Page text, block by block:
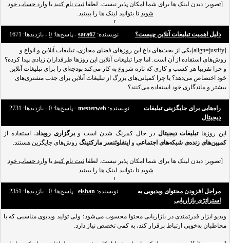
[تصویر: دیدن لینک ها برای شما امکان پذیر نیست. لطفاثبت نام کنید یا وارد حساب خود
شوید تا بتوانید لینک ها را ببینید.
]
آمارها از موفقیت روند پیشرفت ویدیو مارکتینگ حکایت دارند. یک پژوهش نشان می‌دهد
افراد پس از دیدن یک ویدیو در مورد محصول، ۶۴ تا ۸۵ درصد بیشتر علاقه‌مند به خرید آن
می‌شوند و ۷۱ درصد بازاریابان اظهار کرده‌اند که ویدیومارکتینگ بیش از هر روش بازاریابی
دیگری به تصمیم نهایی برای خرید محصول من
نویسنده: sara67 - پاسخ‌ها: 0 - بازدید‌ها: 1671 دلیل اهمیت تبلیغات آنلاین چیست؟
[align=justify]یکی از بحث‌های داغ این روزهای فضای مجازی، تبلیغات آنلاین و انواع و
روش‌های استفاده از آن است. اما چرا تبلیغات آنلاین این روزها طرفداران زیادی پیدا کرده؟
و چرا تقریبا هر کسب و کاری که تازه شروع به کار می‌کند بودجه‌ای را برای تبلیغات آنلاین
خود اختصاص می‌دهد؟ یا چرا کمپانی‌های بزرگ از تبلیغات آنلاین برای جذب مشتری‌های
بیشتر و ماندگاری خود استفاده می‌کنند؟
حتما این پرسش‌ها هم ذهن شما را مشغول کرده و دوست دارید دلیل اهمیت تبلیغات آنلاین
را بدانید. بهتر است این مقاله را بخوانید تا ب
نویسنده: mesterweb - پاسخ‌ها: 0 - بازدید‌ها: 2731
راه‌هایی برای جایگزینی تبلیغات
دیجیتال
این روزهاتبلیغات دیجیتال در حال کمرنگ شدن است وبرگزاری رویداد، استفاده از
کمپین‌های زنده‌ی شبکه‌های اجتماعی و اینفلوئنسر مارکتینگ روش‌های جایگزین هستند.
[تصویر: دیدن لینک ها برای شما امکان پذیر نیست. لطفاثبت نام کنید یا وارد حساب خود
شوید تا بتوانید لینک ها را ببینید.
]
گذاشتن آن است. این سایت به مردم سراسر جهان کمک می‌کند که از دانش دیگران
استفاده کنند و سطح علمی خود را ارتقاء دهند. روش کا
نویسنده: elshan - پاسخ‌ها: 0 - بازدید‌ها: 2351
مراحل افزودن محتوای ویدیویی به
استراتژی بازاریابی
ویدیو ابزار قدرتمندی در بازاریابی محتوا محسوب می‌شود؛ ولی تولید ویدیوی مناسبی که با
مخاطبان به‌خوبی ارتباط برقرار کند، به کمی تخصص نیاز دارد.